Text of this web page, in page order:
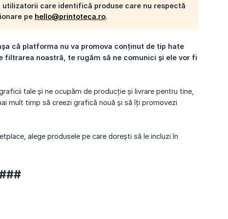
care identifică produse care nu respectă
pe hello@printoteca.ro.
că platforma nu va promova conținut de tip hate
noastră, te rugăm să ne comunici și ele vor fi
tale și ne ocupăm de producție și livrare pentru tine,
mult timp să creezi grafică nouă și să îți promovezi
alege produsele pe care dorești să le incluzi în